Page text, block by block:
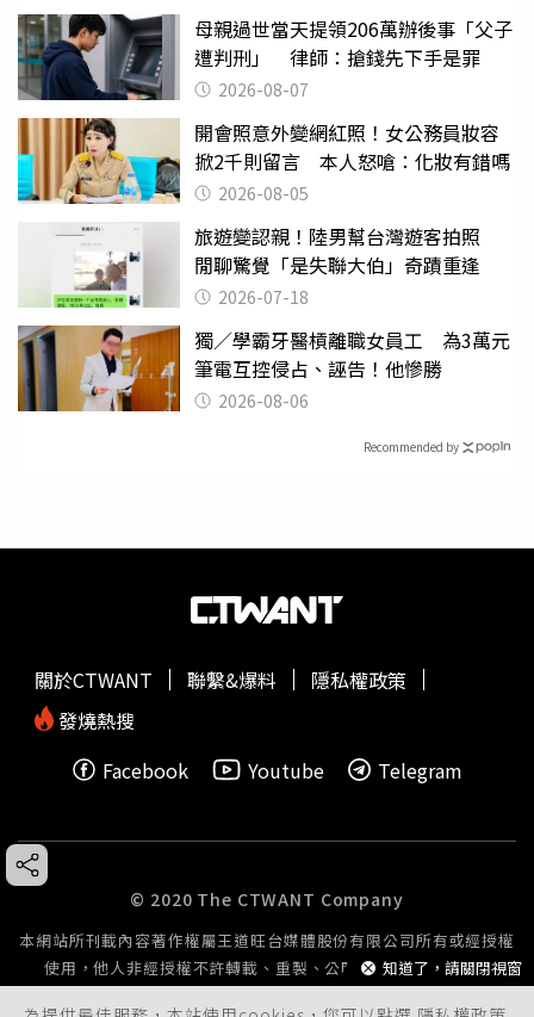
母親過世當天提領206萬辦後事「父子
遭判刑」 律師：搶錢先下手是罪
2026-08-07
開會照意外變網紅照！女公務員妝容
掀2千則留言 本人怒嗆：化妝有錯嗎
2026-08-05
旅遊變認親！陸男幫台灣遊客拍照
閒聊驚覺「是失聯大伯」奇蹟重逢
2026-07-18
獨／學霸牙醫槓離職女員工 為3萬元
筆電互控侵占、誣告！他慘勝
2026-08-06
Recommended by
知道了，請關閉視窗
關於CTWANT 聯繫&爆料
隱私權政策
發燒熱搜
Facebook
Youtube Telegram
© 2020 The CTWANT Company
本網站所刊載內容著作權屬王道旺台媒體股份有限公司所有或經授權
使用，他人非經授權不許轉載、重製、公開播送或公開傳輸。